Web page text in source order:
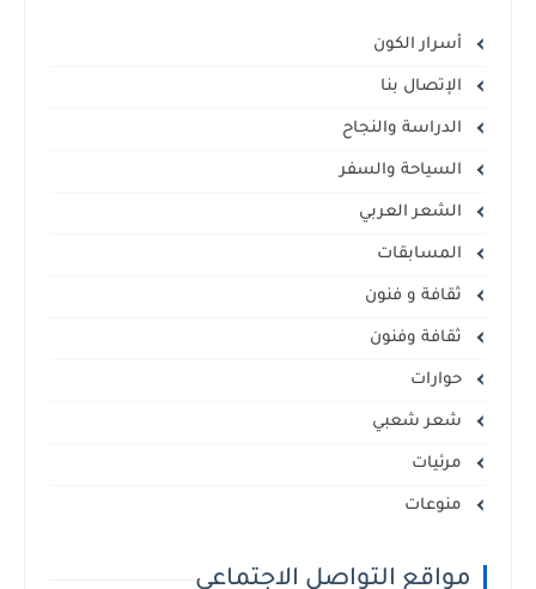
أسرار الكون
الإتصال بنا
الدراسة والنجاح
السياحة والسفر
الشعر العربي
المسابقات
ثقافة و فنون
ثقافة وفنون
حوارات
شعر شعبي
مرئيات
منوعات
مواقع التواصل الاجتماعي